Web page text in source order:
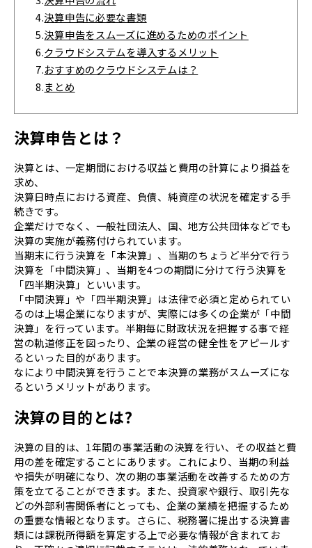
4.決算申告に必要な書類
5.決算申告をスムーズに進めるためのポイント
6.クラウドシステムを導入するメリット
7.おすすめのクラウドシステムは？
8.まとめ
決算申告とは？
決算とは、一定期間における収益と費用の計算により損益を
求め、
決算日時点における資産、負債、純資産の状況を確定する手
続きです。
企業だけでなく、一般社団法人、国、地方公共団体などでも
決算の実施が義務付けられています。
当期末に行う決算を「本決算」、当期のちょうど半分で行う
決算を「中間決算」、当期を4つの期間に分けて行う決算を
「四半期決算」といいます。
「中間決算」や「四半期決算」は法律で必須と定められてい
るのは上場企業になりますが、実際には多くの企業が「中間
決算」を行っています。半期毎に財政状況を把握する事で経
営の軌道修正を図ったり、企業の経営の健全性をアピールす
るといった目的があります。
なにより中間決算を行うことで本決算の業務がスムーズにな
るというメリットがあります。
決算の目的とは?
決算の目的は、1年間の事業活動の決算を行い、その収益と費
用の差を確定することにあります。これにより、当期の利益
や損失が明確になり、次の期の事業活動を改善するための方
策を立てることができます。また、投資家や銀行、取引先な
どの外部利害関係者にとっても、企業の業績を把握するため
の重要な情報となります。さらに、税務署に提出する決算書
類には課税所得額を算定する上で必要な情報が含まれてお